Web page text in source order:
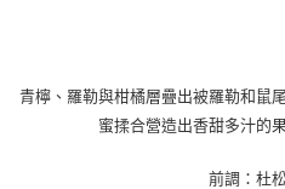
青檸、羅勒與柑橘層疊出被羅勒和鼠
蜜揉合營造出香甜多汁的
前調：杜